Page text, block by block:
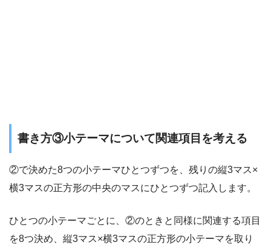
書き方③小テーマについて関連項目を考える
②で決めた8つの小テーマひとつずつを、残りの縦3マス×
横3マスの正方形の中央のマスにひとつずつ記入します。
ひとつの小テーマごとに、②のときと同様に関連する項目
を8つ決め、縦3マス×横3マスの正方形の小テーマを取り